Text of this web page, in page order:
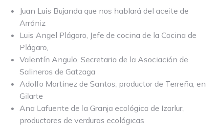
Juan Luis Bujanda que nos hablará del aceite de
Arróniz
Luis Angel Plágaro, Jefe de cocina de la Cocina de
Plágaro,
Valentín Angulo, Secretario de la Asociación de
Salineros de Gatzaga
Adolfo Martínez de Santos, productor de Terreña, en
Gilarte
Ana Lafuente de la Granja ecológica de Izarlur,
productores de verduras ecológicas